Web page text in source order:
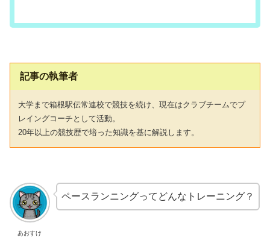
記事の執筆者
大学まで箱根駅伝常連校で競技を続け、現在はクラブチームでプ
レイングコーチとして活動。
20年以上の競技歴で培った知識を基に解説します。
あおすけ
ペースランニングってどんなトレーニング？